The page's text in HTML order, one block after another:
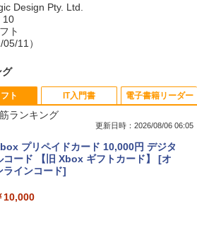
Design Pty. Ltd.
10
ト
11）
2026 MacBook Neo A18 Proチッ
搭載13インチノートブック：AIとAppl
Intelligenceのために設計、Liquid Ret
、512GB SSDストレージ、1080p Fac
ト
ランキング
更新日時：2026/08/06 06:05
プリペイドカード 10,000円 デジタ
コード 【旧 Xbox ギフトカード】 [オ
ラインコード]
10,000
IT入門書 電子書籍リーダー